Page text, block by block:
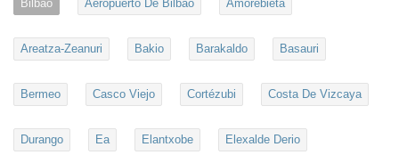
Bilbao Aeropuerto De Bilbao Amorebieta
Areatza-Zeanuri Bakio Barakaldo Basauri
Bermeo Casco Viejo Cortézubi Costa De Vizcaya
Durango Ea Elantxobe Elexalde Derio